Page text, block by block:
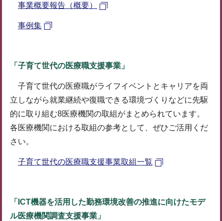
事業概要報告（概要）
事例集
「子育て世代の医療職支援事業」
子育て世代の医療職がライフイベントとキャリアを両
立しながら就業継続や復職できる環境づくりなどに先駆
的に取り組む8医療機関の取組がまとめられています。
各医療機関における取組の参考として、ぜひご活用くだ
さい。
子育て世代の医療職支援事業取組一覧
「ICT機器を活用した勤務環境改善の推進に向けたモデ
ル医療機関調査支援事業」